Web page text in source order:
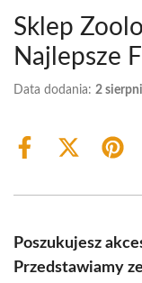
Sklep
Najlepsze
Data dodania: 2
Share
Share
(Twitter)
Poszukujesz
Przedstawiamy